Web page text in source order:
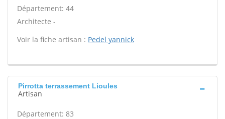
Département: 44
Architecte -
Voir la fiche artisan : Pedel yannick
Pirrotta terrassement Lioules
Artisan
Département: 83